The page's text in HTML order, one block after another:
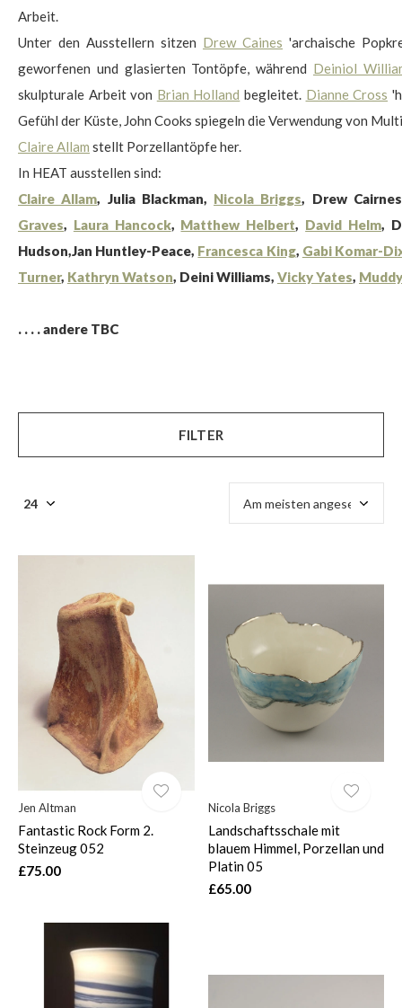
Arbeit.
Unter den Ausstellern sitzen Drew Caines 'archaische
geworfenen und glasierten Tontöpfe, während Deiniol
skulpturale Arbeit von Brian Holland begleitet. Dianne Cross
Gefühl der Küste, John Cooks spiegeln die Verwendung von
Claire Allam stellt Porzellantöpfe her.
In HEAT ausstellen sind:
Claire Allam, Julia Blackman, Nicola Briggs, Drew
Graves, Laura Hancock, Matthew Helbert, David Helm,
Hudson,Jan Huntley-Peace, Francesca King, Gabi Komar-
Turner, Kathryn Watson, Deini Williams, Vicky Yates,
. . . . andere TBC
FILTER
Jen Altman
Fantastic Rock Form 2.
Steinzeug 052
£75.00
Nicola Briggs
Landschaftsschale mit
blauem Himmel, Porzellan und
Platin 05
£65.00